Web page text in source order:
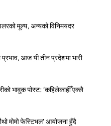
मूल्य, अन्यको विनिमयदर
आज यी तीन प्रदेशमा भारी
भावुक पोस्ट: ‘कहिलेकाहीँ एक्लै
मोमो फेस्टिभल’ आयोजना हुँदै